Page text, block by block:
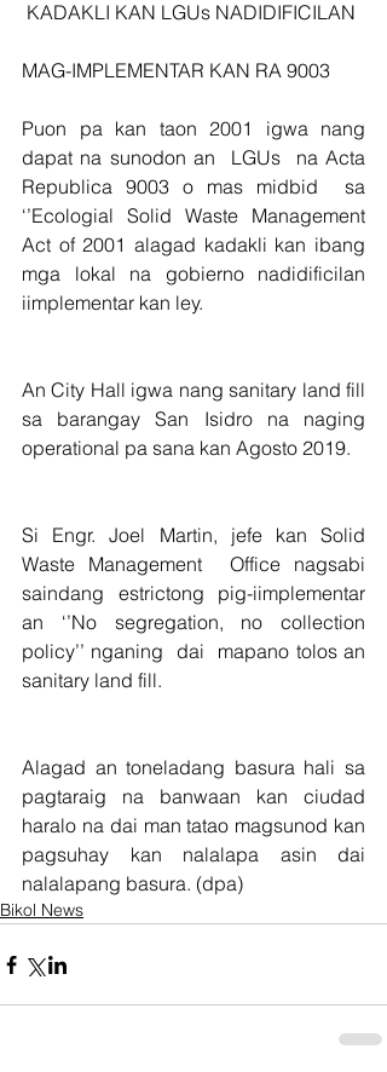
KADAKLI KAN LGUs NADIDIFICILAN
MAG-IMPLEMENTAR KAN RA 9003
Puon pa kan taon 2001 igwa nang
dapat na sunodon an  LGUs  na Acta
Republica 9003 o mas midbid  sa
‘’Ecologial Solid Waste Management
Act of 2001 alagad kadakli kan ibang
mga lokal na gobierno nadidificilan
iimplementar kan ley.
An City Hall igwa nang sanitary land fill
sa barangay San Isidro na naging
operational pa sana kan Agosto 2019.
Si Engr. Joel Martin, jefe kan Solid
Waste Management  Office nagsabi
saindang estrictong pig-iimplementar
an ‘’No segregation, no collection
policy’’ nganing  dai  mapano tolos an
sanitary land fill.
Alagad an toneladang basura hali sa
pagtaraig na banwaan kan ciudad
haralo na dai man tatao magsunod kan
pagsuhay kan nalalapa asin dai
nalalapang basura. (dpa)
Bikol News